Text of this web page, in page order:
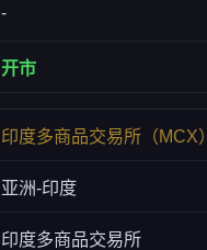
-
开市
印度多商品交易所（MCX）
亚洲-印度
印度多商品交易所